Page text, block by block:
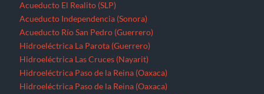
Acueducto El Realito (SLP)
Acueducto Independencia (Sonora)
Acueducto Río San Pedro (Guerrero)
Hidroeléctrica La Parota (Guerrero)
Hidroeléctrica Las Cruces (Nayarit)
Hidroeléctrica Paso de la Reina (Oaxaca)
Hidroeléctrica Paso de la Reina (Oaxaca)